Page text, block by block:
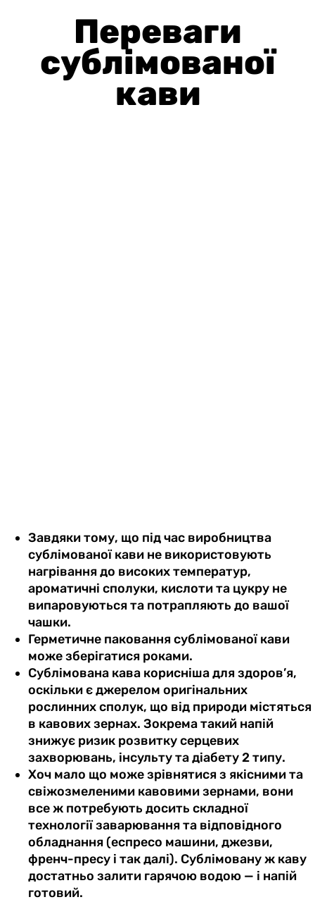
Переваги
сублімованої
кави
Завдяки тому, що під час виробництва
сублімованої кави не використовують
нагрівання до високих температур,
ароматичні сполуки, кислоти та цукру не
випаровуються та потрапляють до вашої
чашки.
Герметичне паковання сублімованої кави
може зберігатися роками.
Сублімована кава корисніша для здоров’я,
оскільки є джерелом оригінальних
рослинних сполук, що від природи містяться
в кавових зернах. Зокрема такий напій
знижує ризик розвитку серцевих
захворювань, інсульту та діабету 2 типу.
Хоч мало що може зрівнятися з якісними та
свіжозмеленими кавовими зернами, вони
все ж потребують досить складної
технології заварювання та відповідного
обладнання (еспресо машини, джезви,
френч-пресу і так далі). Сублімовану ж каву
достатньо залити гарячою водою — і напій
готовий.